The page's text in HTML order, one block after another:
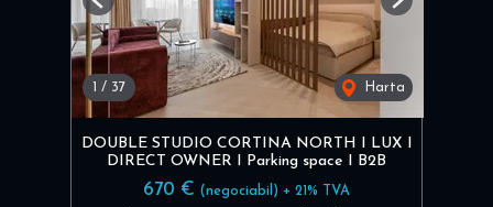
1 / 37 Harta
Previous Next
DOUBLE STUDIO CORTINA NORTH I LUX I
DIRECT OWNER I Parking space I B2B
670 € (negociabil) + 21% TVA